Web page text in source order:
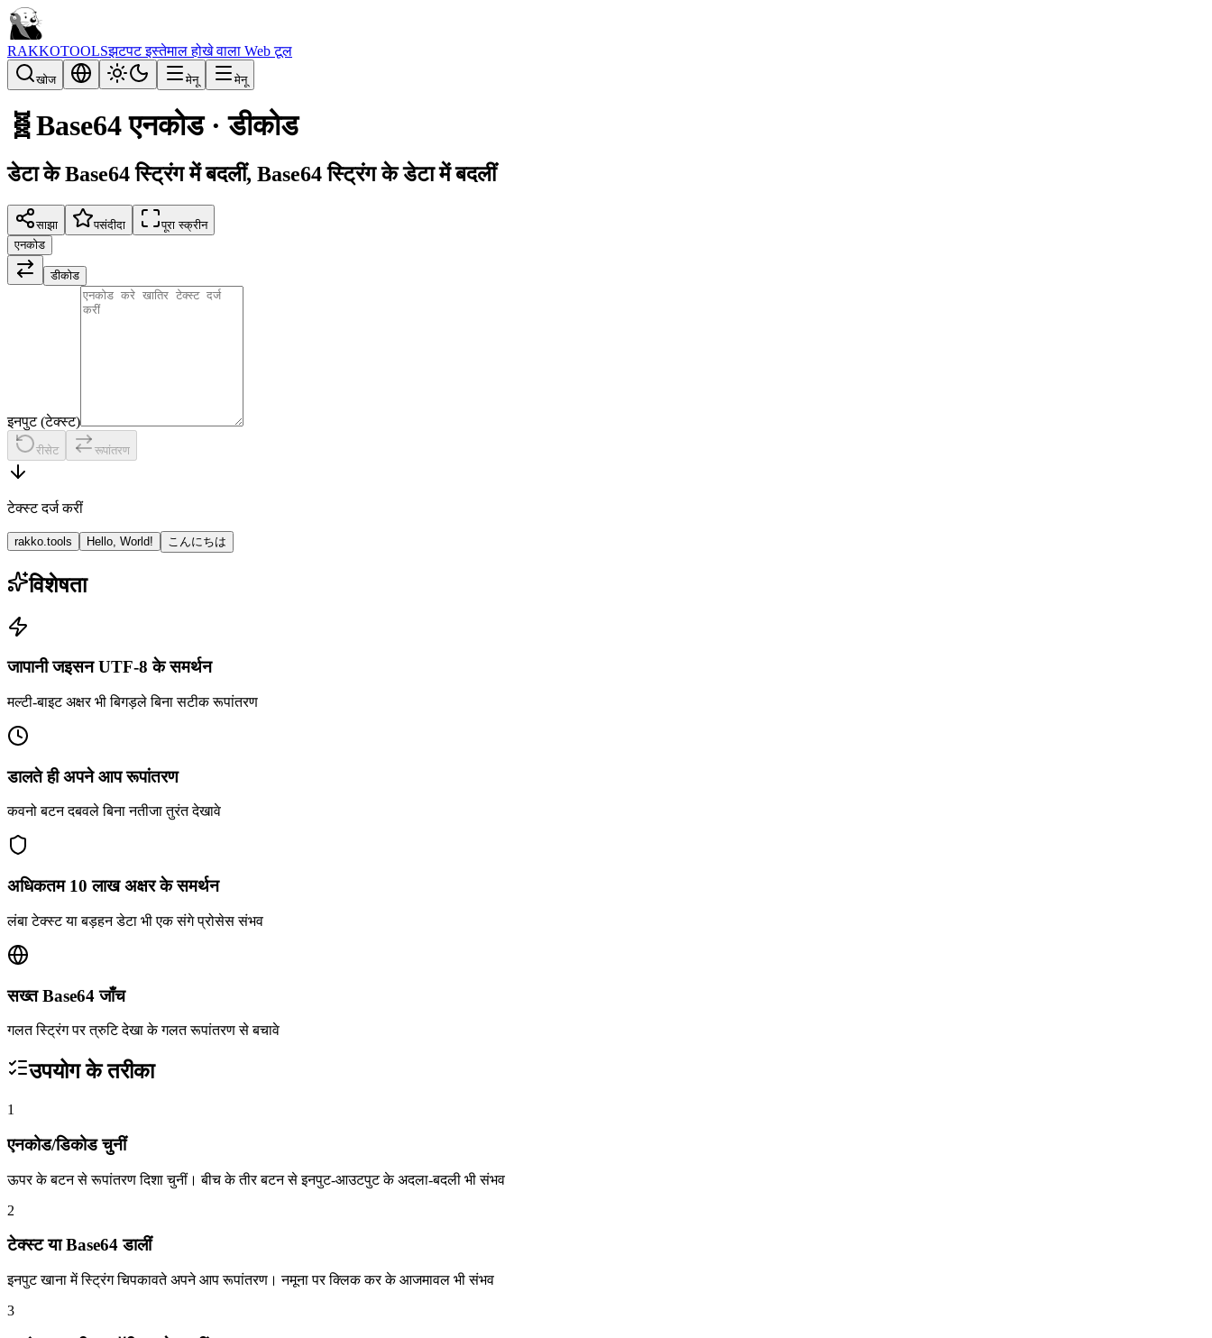
RAKKOTOOLSझटपट इस्तेमाल होखे वाला Web टूल
खोज मेनू मेनू
🧬Base64 एनकोड · डीकोड
डेटा के Base64 स्ट्रिंग में बदलीं, Base64 स्ट्रिंग के डेटा में बदलीं
साझा पसंदीदा
पूरा स्क्रीन
एनकोड
डीकोड
इनपुट (टेक्स्ट)
रीसेट रूपांतरण
टेक्स्ट दर्ज करीं
rakko.tools Hello, World! こんにちは
विशेषता
जापानी जइसन UTF-8 के समर्थन
मल्टी-बाइट अक्षर भी बिगड़ले बिना सटीक रूपांतरण
डालते ही अपने आप रूपांतरण
कवनो बटन दबवले बिना नतीजा तुरंत देखावे
अधिकतम 10 लाख अक्षर के समर्थन
लंबा टेक्स्ट या बड़हन डेटा भी एक संगे प्रोसेस संभव
सख्त Base64 जाँच
गलत स्ट्रिंग पर त्रुटि देखा के गलत रूपांतरण से बचावे
उपयोग के तरीका
1
एनकोड/डिकोड चुनीं
ऊपर के बटन से रूपांतरण दिशा चुनीं। बीच के तीर बटन से इनपुट-आउटपुट के अदला-बदली भी संभव
2
टेक्स्ट या Base64 डालीं
इनपुट खाना में स्ट्रिंग चिपकावते अपने आप रूपांतरण। नमूना पर क्लिक कर के आजमावल भी संभव
3